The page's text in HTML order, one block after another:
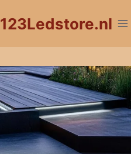
123Ledstore.nl